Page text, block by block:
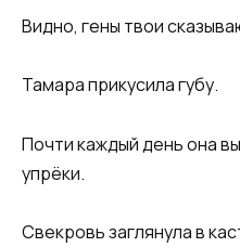
Видно, гены твои
Тамара прикусила губу.
Почти каждый день она
упрёки.
Свекровь заглянула в